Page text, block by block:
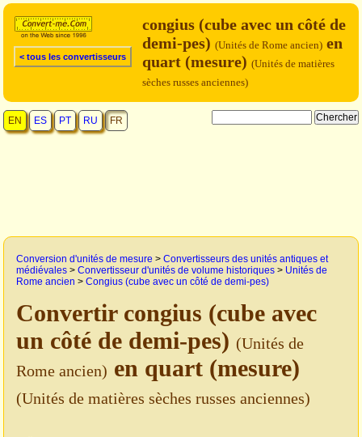
< tous les convertisseurs
congius (cube avec un côté de
demi-pes) (Unités de Rome ancien) en
quart (mesure) (Unités de matières
sèches russes anciennes)
EN ES PT RU FR
Conversion d'unités de mesure > Convertisseurs des unités antiques et
médiévales > Convertisseur d'unités de volume historiques > Unités de
Rome ancien > Congius (cube avec un côté de demi-pes)
Convertir congius (cube avec
un côté de demi-pes) (Unités de
Rome ancien) en quart (mesure)
(Unités de matières sèches russes anciennes)